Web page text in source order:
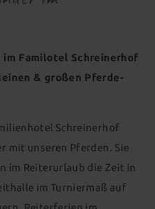
Familotel Schreinerhof
& großen Pferde-
Schreinerhof
mit unseren Pferden. Sie
im Reiterurlaub die Zeit in
im Turniermaß auf